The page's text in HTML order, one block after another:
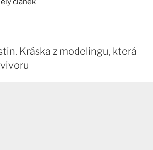
článek
Kráska z modelingu, která